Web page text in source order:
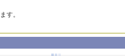
す。